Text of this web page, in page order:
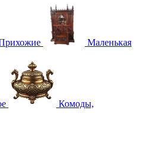
Маленькая
Комоды,